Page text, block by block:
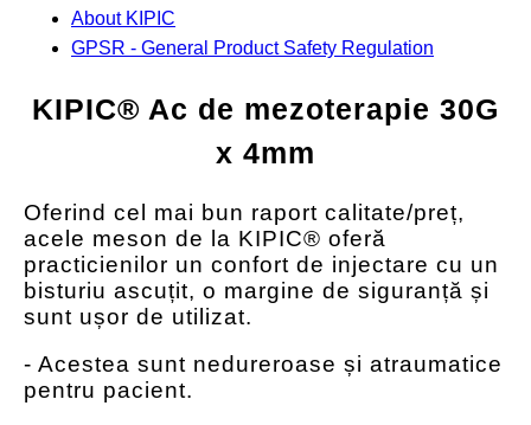
About KIPIC
GPSR - General Product Safety Regulation
KIPIC® Ac de mezoterapie 30G
x 4mm
Oferind cel mai bun raport calitate/preț,
acele meson de la KIPIC® oferă
practicienilor un confort de injectare cu un
bisturiu ascuțit, o margine de siguranță și
sunt ușor de utilizat.
- Acestea sunt nedureroase și atraumatice
pentru pacient.